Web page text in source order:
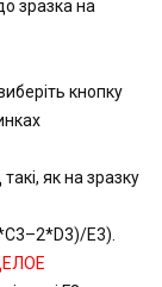
зразка на
кнопку
як на зразку
E3).